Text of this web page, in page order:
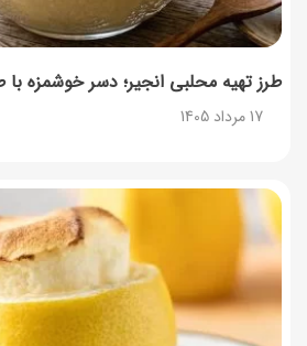
طرز تهیه محلبی انجیر؛ دسر خوشمزه با
17 مرداد 1405